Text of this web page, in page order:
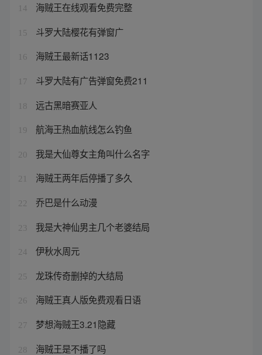
14 海贼王在线观看免费完整
15 斗罗大陆樱花有弹窗广
16 海贼王最新话1123
17 斗罗大陆有广告弹窗免费211
18 远古黑暗赛亚人
19 航海王热血航线怎么钓鱼
20 我是大仙尊女主角叫什么名字
21 海贼王两年后停播了多久
22 乔巴是什么动漫
23 我是大神仙男主几个老婆结局
24 伊秋水周元
25 龙珠传奇删掉的大结局
26 海贼王真人版免费观看日语
27 梦想海贼王3.21隐藏
28 海贼王是不播了吗